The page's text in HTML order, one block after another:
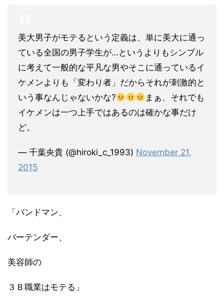
美大男子がモテるという定義は、単に美大に通っ
ている全国の男子学生が…というよりもシンプル
に考えて一般的な平凡な男やそこに通っているイ
ケメンよりも「変わり者」だからそれが刺激的と
いう事なんじゃないかな?
まぁ、それでも
イケメンは一つ上手ではあるのは確かな事だけ
ど。
— 千葉央貴 (@hiroki_c_1993) November 21,
2015
「バンドマン、
バーテンダー、
美容師の
３Ｂ職業はモテる」